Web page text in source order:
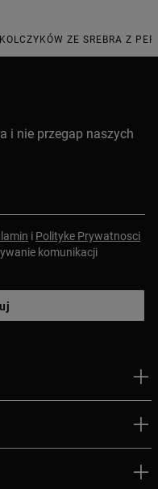
COOL JOY ZE SREBRA Z
i nie przegap naszych
i Polityke Prywatnosci
komunikacji